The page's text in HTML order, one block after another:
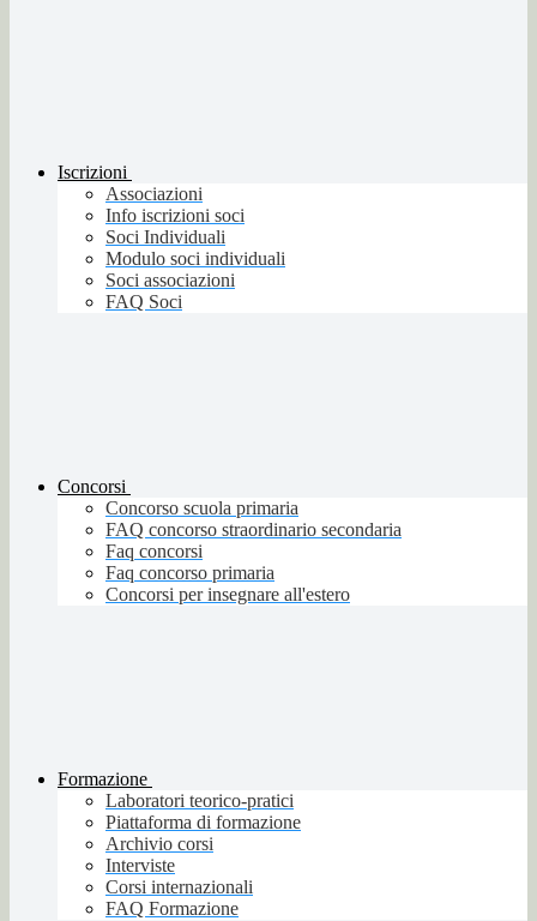
Iscrizioni
Associazioni
Info iscrizioni soci
Soci Individuali
Modulo soci individuali
Soci associazioni
FAQ Soci
Concorsi
Concorso scuola primaria
FAQ concorso straordinario secondaria
Faq concorsi
Faq concorso primaria
Concorsi per insegnare all'estero
Formazione
Laboratori teorico-pratici
Piattaforma di formazione
Archivio corsi
Interviste
Corsi internazionali
FAQ Formazione